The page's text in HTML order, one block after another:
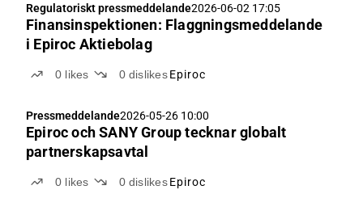
Regulatoriskt pressmeddelande2026-06-02 17:05
Finansinspektionen: Flaggningsmeddelande
i Epiroc Aktiebolag
0 likes 0 dislikes Epiroc
Pressmeddelande2026-05-26 10:00
Epiroc och SANY Group tecknar globalt
partnerskapsavtal
0 likes 0 dislikes Epiroc